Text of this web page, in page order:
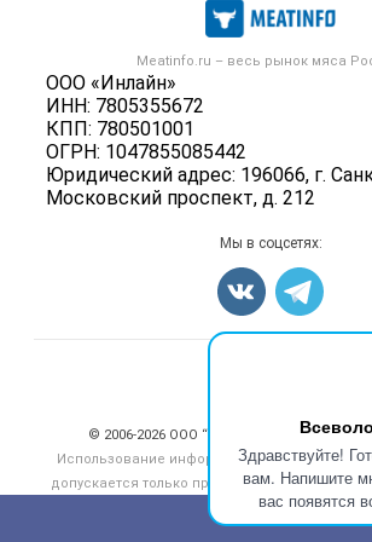
Здравствуйте!
вам. Напишите
вас появятся
Meatinfo.ru – весь рынок мяса
ООО «Инлайн»
ИНН: 7805355672
КПП: 780501001
ОГРН: 1047855085442
Юридический адрес: 196066, г.
Московский проспект, д. 212
Публичная оферта
Контактная информация
Политика обработки персональных
Новости рынка
Мониторинг
Вакансии
Скот в живом весе
Колбасы, сосиски,
Мясные полуфабрикаты
Мясные снеки
Яйца
Карта объявлений
Мы в соцсетях:
© 2006‑2026 ООО “Инлайн”. 12+ Все
Использование информации, размещенной
допускается только при размещении
meatinfo.ru